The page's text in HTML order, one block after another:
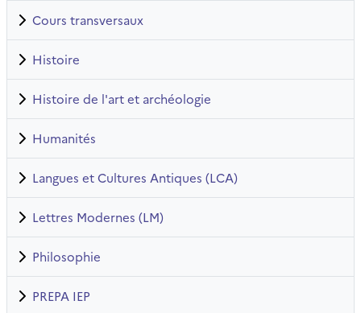
Cours transversaux
Histoire
Histoire de l'art et archéologie
Humanités
Langues et Cultures Antiques (LCA)
Lettres Modernes (LM)
Philosophie
PREPA IEP